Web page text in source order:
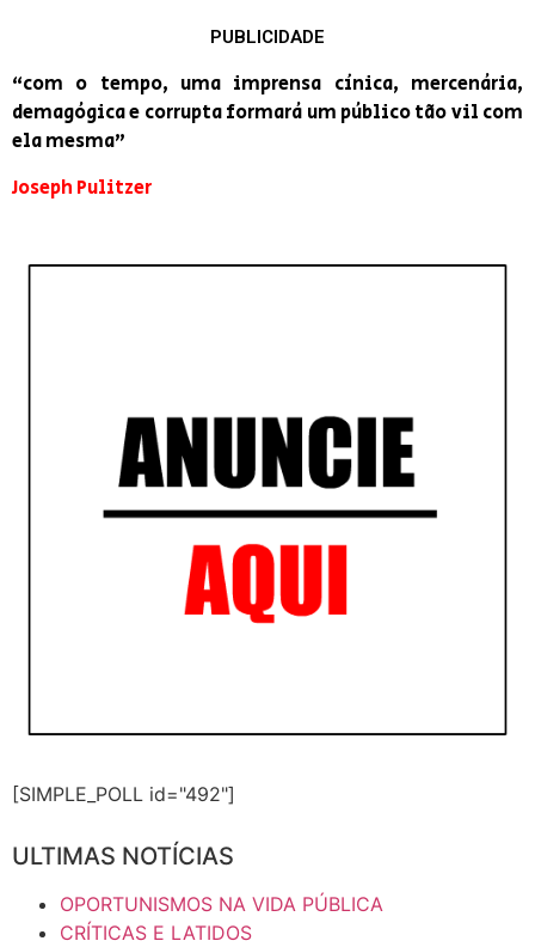
PUBLICIDADE
“com o tempo, uma imprensa cínica, mercenária,
demagógica e corrupta formará um público tão vil com
ela mesma”
Joseph Pulitzer
[SIMPLE_POLL id="492"]
ULTIMAS NOTÍCIAS
OPORTUNISMOS NA VIDA PÚBLICA
CRÍTICAS E LATIDOS